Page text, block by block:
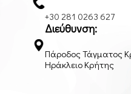
+30 281 0263 627
Διεύθυνση:
Πάροδος Τάγματος
Ηράκλειο Κρήτης